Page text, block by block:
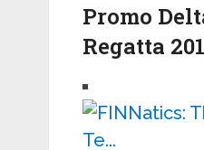
Promo
Regatta